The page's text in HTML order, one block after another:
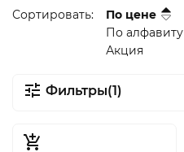
Сортировать:
По цене
По алфавиту
Акция
Фильтры(1)